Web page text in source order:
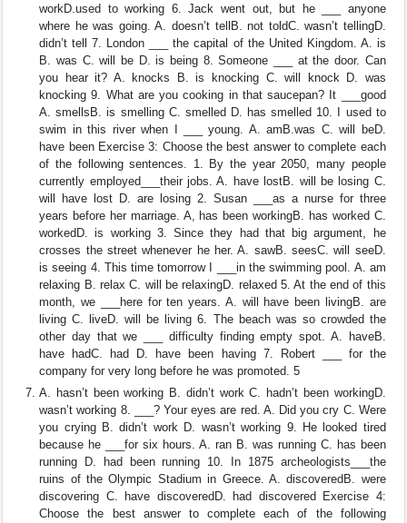
workD.used to working 6. Jack went out, but he ___ anyone
where he was going. A. doesn’t tellB. not toldC. wasn’t tellingD.
didn’t tell 7. London ___ the capital of the United Kingdom. A. is
B. was C. will be D. is being 8. Someone ___ at the door. Can
you hear it? A. knocks B. is knocking C. will knock D. was
knocking 9. What are you cooking in that saucepan? It ___good
A. smellsB. is smelling C. smelled D. has smelled 10. I used to
swim in this river when I ___ young. A. amB.was C. will beD.
have been Exercise 3: Choose the best answer to complete each
of the following sentences. 1. By the year 2050, many people
currently employed___their jobs. A. have lostB. will be losing C.
will have lost D. are losing 2. Susan ___as a nurse for three
years before her marriage. A, has been workingB. has worked C.
workedD. is working 3. Since they had that big argument, he
crosses the street whenever he her. A. sawB. seesC. will seeD.
is seeing 4. This time tomorrow I ___in the swimming pool. A. am
relaxing B. relax C. will be relaxingD. relaxed 5. At the end of this
month, we ___here for ten years. A. will have been livingB. are
living C. liveD. will be living 6. The beach was so crowded the
other day that we ___ difficulty finding empty spot. A. haveB.
have hadC. had D. have been having 7. Robert ___ for the
company for very long before he was promoted. 5
A. hasn’t been working B. didn’t work C. hadn’t been workingD.
wasn’t working 8. ___? Your eyes are red. A. Did you cry C. Were
you crying B. didn’t work D. wasn’t working 9. He looked tired
because he ___for six hours. A. ran B. was running C. has been
running D. had been running 10. In 1875 archeologists___the
ruins of the Olympic Stadium in Greece. A. discoveredB. were
discovering C. have discoveredD. had discovered Exercise 4:
Choose the best answer to complete each of the following